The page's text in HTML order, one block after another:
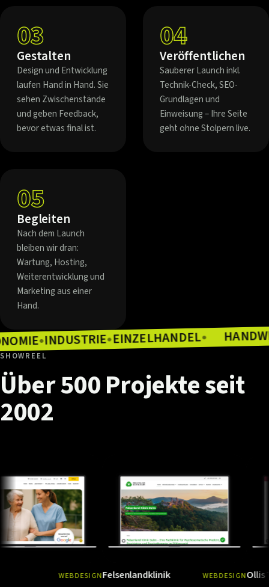
03
Gestalten
Design und Entwicklung
laufen Hand in Hand. Sie
sehen Zwischenstände
und geben Feedback,
bevor etwas final ist.
04
Veröffentlichen
Sauberer Launch inkl.
Technik-Check, SEO-
Grundlagen und
Einweisung – Ihre Seite
geht ohne Stolpern live.
05
Begleiten
Nach dem Launch
bleiben wir dran:
Wartung, Hosting,
Weiterentwicklung und
Marketing aus einer
Hand.
●INDUSTRIE●EINZELHANDEL●
SHOWREEL
Über500Projekteseit
2002
WEBDESIGN Ansehen→
Felsenlandklinik WEBDESIGN Ansehen→
Ollis